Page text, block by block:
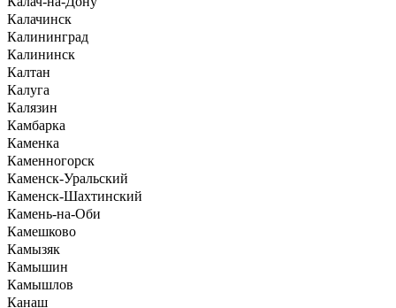
Калачинск
Калининград
Калининск
Калтан
Калуга
Калязин
Камбарка
Каменка
Каменногорск
Каменск-Уральский
Каменск-Шахтинский
Камень-на-Оби
Камешково
Камызяк
Камышин
Камышлов
Канаш